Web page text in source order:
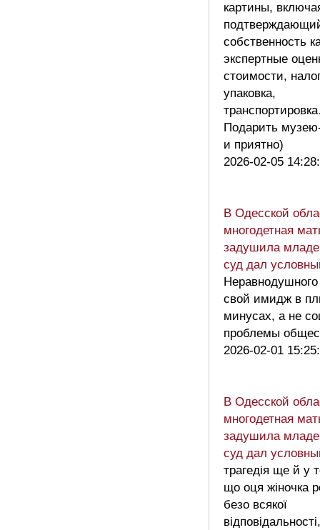
картины,
собственность
экспертные
стоимости,
упаковка,
Подарить
и приятно)
2026-02-05
В Одесской
многодетная
задушила
суд дал
свой имидж в
минусах, а не
проблемы
2026-02-01
В Одесской
многодетная
задушила
суд дал
трагедія ще й у
що оця жіночка
безо всякої